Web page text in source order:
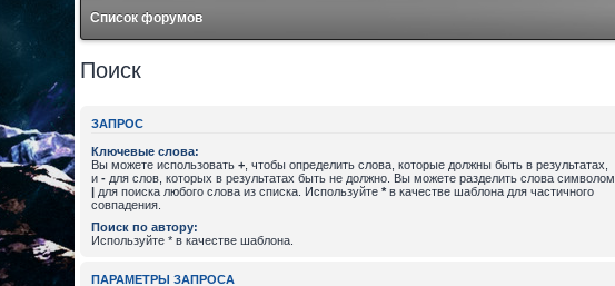
Список форумов
Поиск
ЗАПРОС
Ключевые слова:
Вы можете использовать+ , чтобы определить слова, которые должны быть в результатах,
и- для слов, которых в результатах быть не должно. Вы можете разделить слова символом
| для поиска любого слова из списка. Используйте* в качестве шаблона для частичного
совпадения.
Поиск по автору:
Используйте * в качестве шаблона.
ПАРАМЕТРЫ ЗАПРОСА